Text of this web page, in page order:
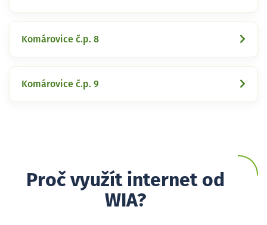
Komárovice č.p. 8
Komárovice č.p. 9
Proč využít internet od
WIA?